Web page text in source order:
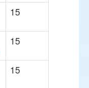
15
15
15